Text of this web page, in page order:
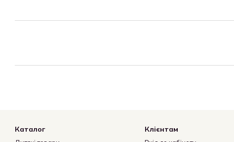
Каталог Клієнтам